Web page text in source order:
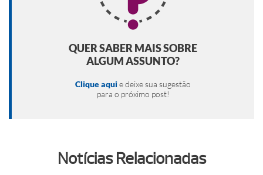
QUER SABER MAIS SOBRE
ALGUM ASSUNTO?
Clique aquie deixe sua sugestão
para o próximo post!
Notícias Relacionadas